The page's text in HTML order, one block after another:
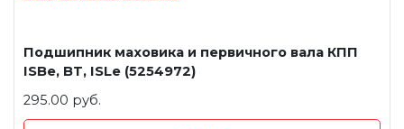
Подшипник маховика и первичного вала КПП
ISBe, BT, ISLe (5254972)
295.00 руб.